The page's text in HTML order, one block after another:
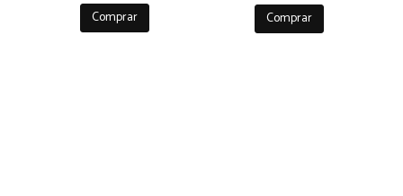
Comprar Comprar